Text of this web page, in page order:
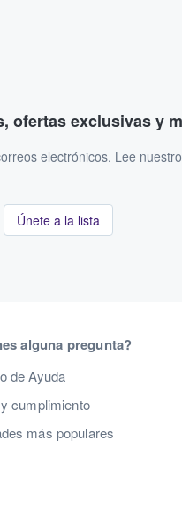
ofertas exclusivas y
electrónicos. Lee nuestro
Únete a la lista
alguna pregunta?
de Ayuda
cumplimiento
más populares